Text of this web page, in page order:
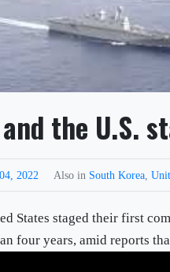
the U.S.
2022 Also in South Korea ,
States staged their first
four years, amid reports